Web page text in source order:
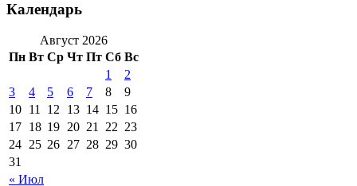
Календарь
Август 2026
Пн Вт Ср Чт Пт Сб Вс
« Июл
1
2
3
4 5 6 7 8
9
10 11 12 13 14 15 16
17 18 19 20 21 22 23
24 25 26 27 28 29 30
31